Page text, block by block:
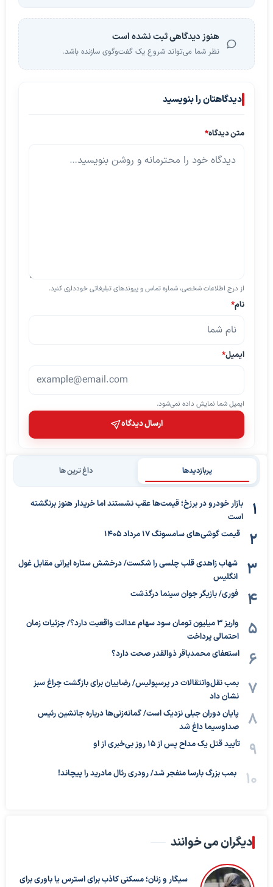
هنوز دیدگاهی ثبت نشده است
نظر شما می‌تواند شروع یک گفت‌وگوی سازنده باشد.
دیدگاهتان را بنویسید
متن دیدگاه*
از درج اطلاعات شخصی، شماره تماس و پیوندهای تبلیغاتی خودداری کنید.
نام*
ایمیل*
ایمیل شما نمایش داده نمی‌شود.
ارسال دیدگاه
پربازدیدها داغ ترین ها
بازار خودرو در برزخ؛ قیمت‌ها عقب نشستند اما خریدار هنوز برنگشته
است
قیمت گوشی‌های سامسونگ 17 مرداد 1405
شهاب زاهدی قلب چلسی را شکست/ درخشش ستاره ایرانی مقابل غول
انگلیس
فوری/ بازیگر جوان سینما درگذشت
واریز ۳ میلیون تومان سود سهام عدالت واقعیت دارد؟/ جزئیات زمان
احتمالی پرداخت
استعفای محمدباقر ذوالقدر صحت دارد؟
بمب نقل‌وانتقالات در پرسپولیس/ رضاییان برای بازگشت چراغ سبز
نشان داد
پایان دوران جبلی نزدیک است/ گمانه‌زنی‌ها درباره جانشین رئیس
صداوسیما داغ شد
تأیید قتل یک مداح پس از ۱۵ روز بی‌خبری از او
بمب بزرگ بارسا منفجر شد/ رودری رئال مادرید را پیچاند!
دیگران می خوانند
سیگار و زنان؛ مسکنی کاذب برای استرس یا باوری برای